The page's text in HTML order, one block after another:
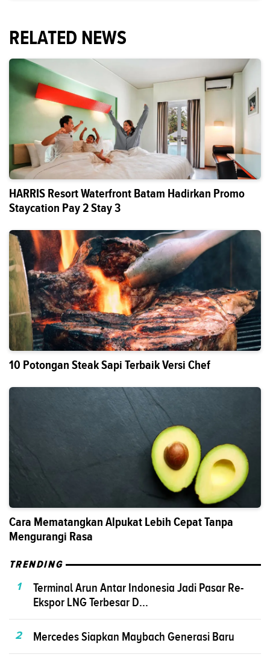
RELATED NEWS
HARRIS Resort Waterfront Batam Hadirkan Promo
Staycation Pay 2 Stay 3
10 Potongan Steak Sapi Terbaik Versi Chef
Cara Mematangkan Alpukat Lebih Cepat Tanpa
Mengurangi Rasa
TRENDING
1
Terminal Arun Antar Indonesia Jadi Pasar Re-
Ekspor LNG Terbesar D...
2 Mercedes Siapkan Maybach Generasi Baru